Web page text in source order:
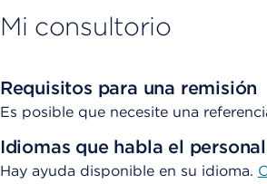
Mi consultorio
Requisitos para una remisión
Es posible que necesite una
Idiomas que habla el
Hay ayuda disponible en su idioma.